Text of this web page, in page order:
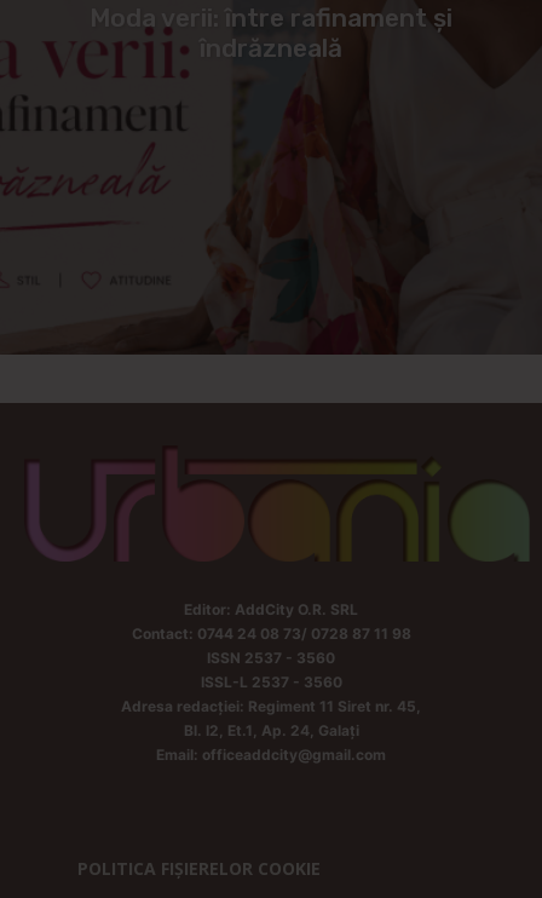
Moda verii: între rafinament și
îndrăzneală
Editor: AddCity O.R. SRL
Contact: 0744 24 08 73/ 0728 87 11 98
ISSN 2537 - 3560
ISSL-L 2537 - 3560
Adresa redacției: Regiment 11 Siret nr. 45,
Bl. I2, Et.1, Ap. 24, Galați
Email: officeaddcity@gmail.com
POLITICA FIȘIERELOR COOKIE